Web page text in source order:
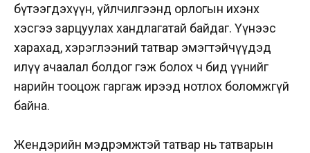
бүтээгдэхүүн, үйлчилгээнд орлогын ихэнх
хэсгээ зарцуулах хандлагатай байдаг. Үүнээс
харахад, хэрэглээний татвар эмэгтэйчүүдэд
илүү ачаалал болдог гэж болох ч бид үүнийг
нарийн тооцож гаргаж ирээд нотлох боломжгүй
байна.
Жендэрийн мэдрэмжтэй татвар нь татварын